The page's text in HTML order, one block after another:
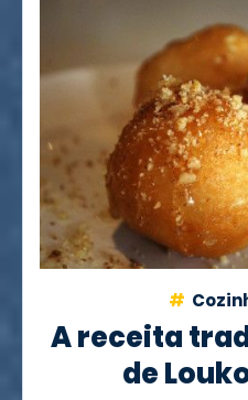
A receita
de